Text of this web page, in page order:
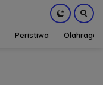
Peristiwa Olahraga